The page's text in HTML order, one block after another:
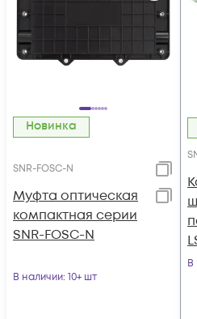
Новинка
SNR-FOSC-N
Муфта оптическая
компактная серии
SNR-FOSC-N
В наличии: 10+ шт
В